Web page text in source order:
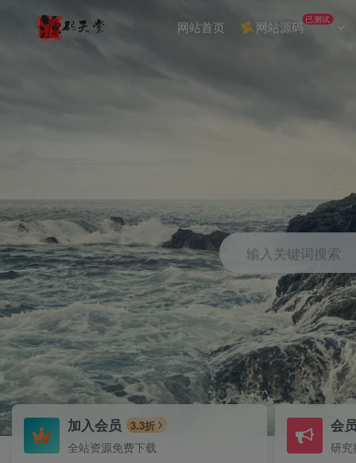
网站首页 网站源码已测试
输入关键词搜索
加入会员 3.3折
全站资源免费下载
会
研究